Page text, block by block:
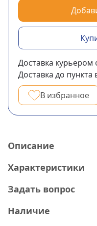
Доставка курьером
Доставка до пункта
В избранное
Описание
Характеристики
Задать вопрос
Наличие